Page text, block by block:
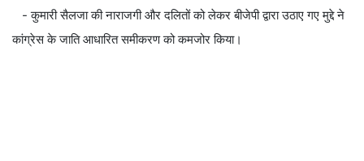
- कुमारी सैलजा की नाराजगी और दलितों को लेकर बीजेपी द्वारा उठाए गए मुद्दे ने
कांग्रेस के जाति आधारित समीकरण को कमजोर किया।